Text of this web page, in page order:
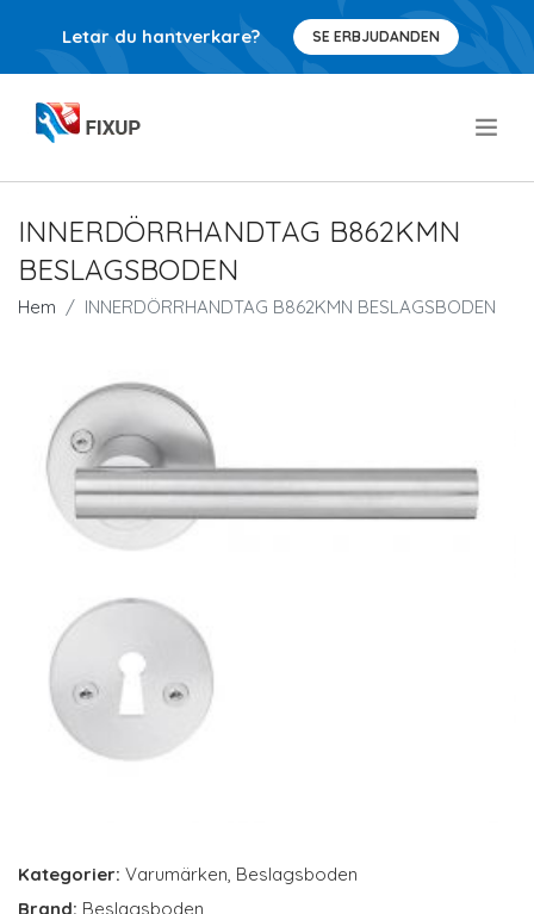
Letar du hantverkare? SE ERBJUDANDEN
INNERDÖRRHANDTAG B862KMN
BESLAGSBODEN
Hem INNERDÖRRHANDTAG B862KMN BESLAGSBODEN
Kategorier: Varumärken, Beslagsboden
Brand: Beslagsboden